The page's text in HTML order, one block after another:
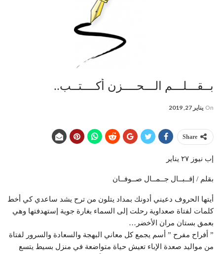
بــقـــلـــم الـــحــــزن أكــــتــب..
On يناير 27, 2019
Share
إب نيوز ٢٧ يناير
بقلم / إقــبــال جــمــال صــوفــان
أيتها الحروف دعيني أدونك بمداد يتلون من ترح يشد ساعدي كي أخط
كلمات لفتاة صعداوية رحلت إلى السماء بغارة جوية إستهدفتها وهي
بعمق بستان مران الأخضر…
” أفراح مفرح ” أسم يجمع كل معاني البهجة والسعادة والسرور لفتاة
من مواليد صعدة الإباء تعيش حياة متواضعة في منزل بسيط يتسع